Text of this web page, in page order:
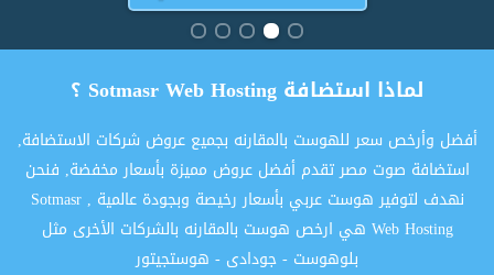
لماذا استضافة Sotmasr Web Hosting ؟
أفضل وأرخص سعر للهوست بالمقارنه بجميع عروض شركات الاستضافة,
استضافة صوت مصر تقدم أفضل عروض مميزة بأسعار مخفضة, فنحن
نهدف لتوفير هوست عربي بأسعار رخيصة وبجودة عالمية , Sotmasr
Web Hosting هي ارخص هوست بالمقارنه بالشركات الأخرى مثل
بلوهوست - جودادى - هوستجيتور